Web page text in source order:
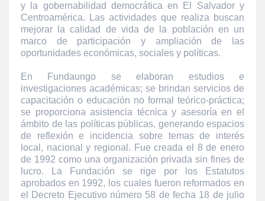
y la gobernabilidad democrática en El Salvador y
Centroamérica. Las actividades que realiza buscan
mejorar la calidad de vida de la población en un
marco de participación y ampliación de las
oportunidades económicas, sociales y políticas.
En Fundaungo se elaboran estudios e
investigaciones académicas; se brindan servicios de
capacitación o educación no formal teórico-práctica;
se proporciona asistencia técnica y asesoría en el
ámbito de las políticas públicas, generando espacios
de reflexión e incidencia sobre temas de interés
local, nacional y regional. Fue creada el 8 de enero
de 1992 como una organización privada sin fines de
lucro. La Fundación se rige por los Estatutos
aprobados en 1992, los cuales fueron reformados en
el Decreto Ejecutivo número 58 de fecha 18 de julio